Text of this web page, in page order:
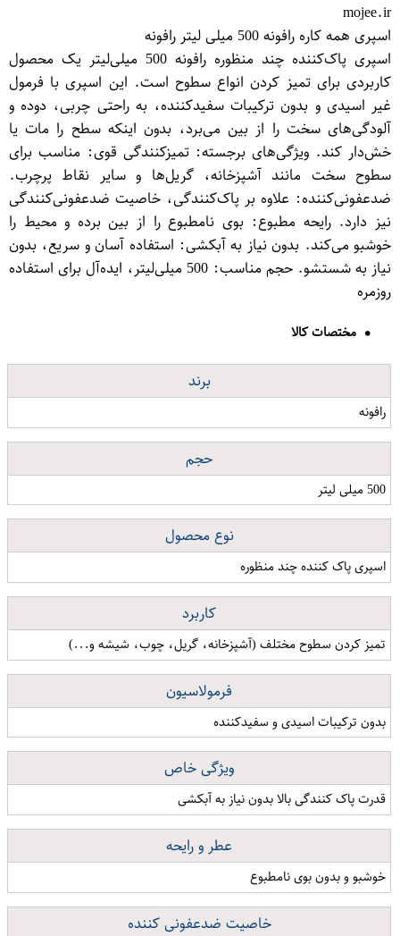
mojee.ir
اسپری همه کاره رافونه 500 میلی لیتر رافونه
اسپری پاک‌کننده چند منظوره رافونه 500 میلی‌لیتر یک محصول
کاربردی برای تمیز کردن انواع سطوح است. این اسپری با فرمول
غیر اسیدی و بدون ترکیبات سفیدکننده، به راحتی چربی، دوده و
آلودگی‌های سخت را از بین می‌برد، بدون اینکه سطح را مات یا
خش‌دار کند. ویژگی‌های برجسته: تمیزکنندگی قوی: مناسب برای
سطوح سخت مانند آشپزخانه، گریل‌ها و سایر نقاط پرچرب.
ضدعفونی‌کننده: علاوه بر پاک‌کنندگی، خاصیت ضدعفونی‌کنندگی
نیز دارد. رایحه مطبوع: بوی نامطبوع را از بین برده و محیط را
خوشبو می‌کند. بدون نیاز به آبکشی: استفاده آسان و سریع، بدون
نیاز به شستشو. حجم مناسب: 500 میلی‌لیتر، ایده‌آل برای استفاده
روزمره
مختصات کالا
برند
رافونه
حجم
500 میلی لیتر
نوع محصول
اسپری پاک کننده چند منظوره
کاربرد
تمیز کردن سطوح مختلف (آشپزخانه، گریل، چوب، شیشه و...)
فرمولاسیون
بدون ترکیبات اسیدی و سفیدکننده
ویژگی خاص
قدرت پاک کنندگی بالا بدون نیاز به آبکشی
عطر و رایحه
خوشبو و بدون بوی نامطبوع
خاصیت ضدعفونی کننده